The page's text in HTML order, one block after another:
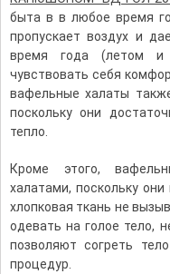
быта в в любое время
пропускает воздух и
время года (летом
чувствовать себя
вафельные халаты
поскольку они
тепло.
Кроме этого,
халатами, поскольку
хлопковая ткань не
одевать на голое тело,
позволяют согреть
процедур.